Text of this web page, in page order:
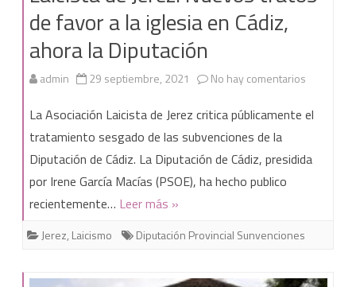
de favor a la iglesia en Cádiz,
ahora la Diputación
admin 29 septiembre, 2021 No hay comentarios
la
La Asociación Laicista de Jerez critica públicamente el
tratamiento sesgado de las subvenciones de la
Diputación de Cádiz. La Diputación de Cádiz, presidida
por Irene García Macías (PSOE), ha hecho publico
recientemente… Leer más »
Jerez, Laicismo Diputación Provincial Sunvenciones